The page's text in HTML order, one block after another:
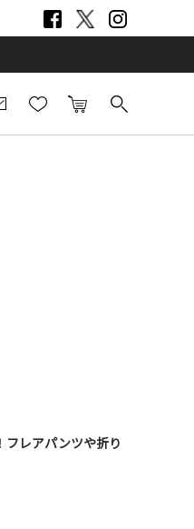
レアパンツや折り